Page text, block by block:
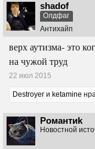
shadof
Олдфаг
Антихайп
верх аутизма- это
на чужой труд
22 июл 2015
Destroyer и ketamine
Pомантиk
Новостной